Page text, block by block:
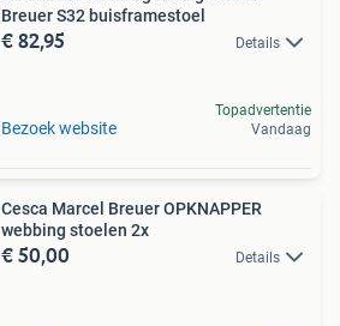
Breuer S32 buisframestoel
€ 82,95 Details
Bezoek website
Topadvertentie
Vandaag
Cesca Marcel Breuer OPKNAPPER
webbing stoelen 2x
€ 50,00 Details